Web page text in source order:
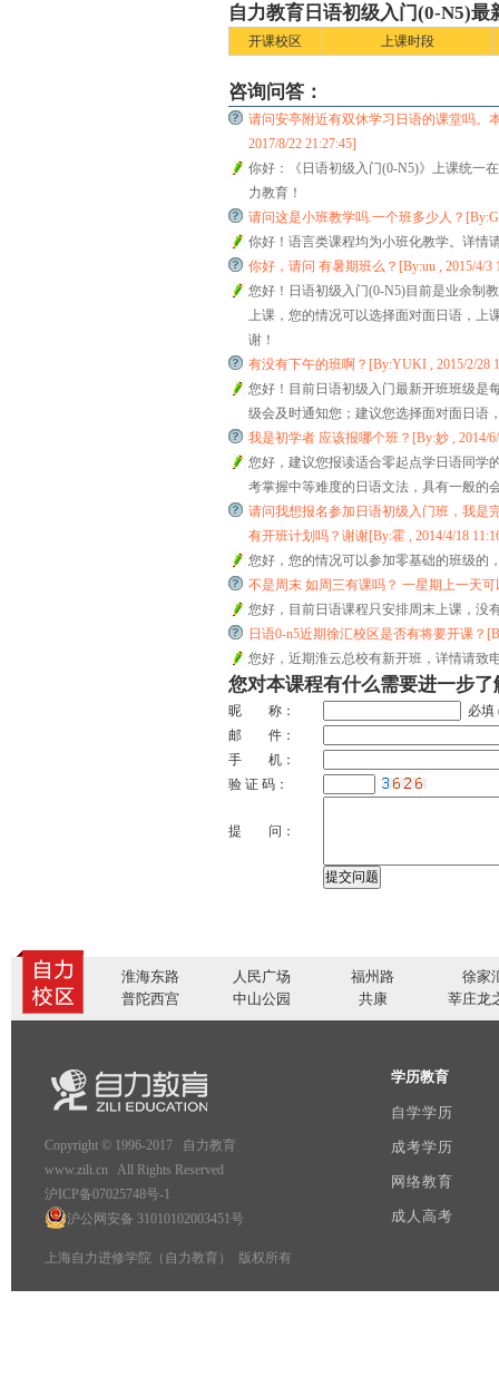
自力教育日语初级入门(0-N5)最
开课校区 上课时段
咨询问答：
请问安亭附近有双休学习日语的课堂吗。
2017/8/22 21:27:45]
你好：《日语初级入门(0-N5)》上课统一
力教育！
请问这是小班教学吗.一个班多少人？
你好！语言类课程均为小班化教学。详情
你好，请问 有暑期班么？[By:uu , 2015/4/3
您好！日语初级入门(0-N5)目前是业余制
上课，您的情况可以选择面对面日语，上
谢！
有没有下午的班啊？[By:YUKI , 2015/2/28
您好！目前日语初级入门最新开班班级是
级会及时通知您；建议您选择面对面日语
我是初学者 应该报哪个班？[By:妙 , 2014/
您好，建议您报读适合零起点学日语同学
考掌握中等难度的日语文法，具有一般的
请问我想报名参加日语初级入门班，我是
有开班计划吗？谢谢[By:霍 , 2014/4/18
您好，您的情况可以参加零基础的班级的
不是周末 如周三有课吗？ 一星期上一天可
您好，目前日语课程只安排周末上课，没
日语0-n5近期徐汇校区是否有将要开课？
您好，近期淮云总校有新开班，详情请致
您对本课程有什么需要进一步
昵 称：
必填
邮 件：
手 机：
验 证 码：
提 问：
淮海东路 人民广场 福州路
徐家
普陀西宫
中山公园 共康 莘庄龙
Copyright © 1996-2017 自力教育
www.zili.cn All Rights Reserved
沪ICP备07025748号-1
沪公网安备 31010102003451号
上海自力进修学院（自力教育） 版权所有
学历教育
自学学历
成考学历
网络教育
成人高考